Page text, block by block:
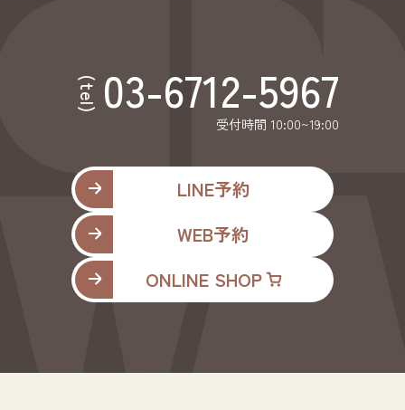
(tel) 03-6712-5967
受付時間 10:00~19:00
LINE予約
WEB予約
ONLINE SHOP